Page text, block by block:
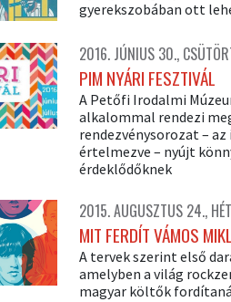
gyerekszobában ott
2016. JÚNIUS 30.,
PIM NYÁRI FESZTIVÁL
A Petőfi Irodalmi
alkalommal rendezi
rendezvénysorozat –
értelmezve – nyújt
érdeklődőknek
2015. AUGUSZTUS 24.,
MIT FERDÍT VÁMOS
A tervek szerint első
amelyben a világ
magyar költők